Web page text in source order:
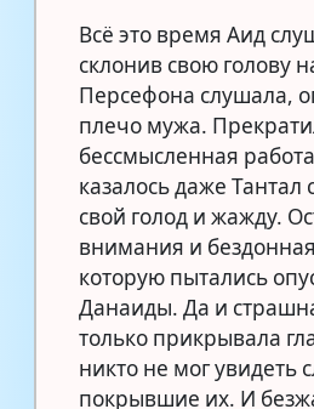
Всё это время Аид
склонив свою голову
Персефона слушала,
плечо мужа.
бессмысленная
казалось даже Тантал
свой голод и жажду.
внимания и
которую пытались
Данаиды. Да и
только прикрывала
никто не мог увидеть
покрывшие их. И